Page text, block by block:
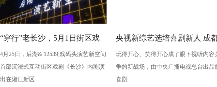
“穿行”老长沙，5月1日街区戏
剧《长沙》将亮相“后湖・戏码
头”
4月25日，后湖& 12539;戏码头演艺新空间
首部沉浸式互动街区戏剧《长沙》内测演
出在湘江新区...
央视新综艺选培喜剧新人 成
导演执导《笑有新生》
玩得开心、笑得开心成了眼下视听内容
争的新战场，由中央广播电视总台出品
喜剧...